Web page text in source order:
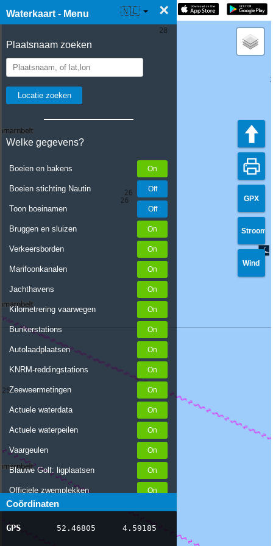
Waterkaart - Menu ×
Plaatsnaam zoeken
Welke gegevens?
Boeien en bakens
Boeien stichting Nautin
Toon boeinamen
Bruggen en sluizen
Verkeersborden
Marifoonkanalen
Jachthavens
Kilometrering vaarwegen
Bunkerstations
Autolaadplaatsen
KNRM-reddingstations
Zeeweermetingen
Actuele waterdata
Actuele waterpeilen
Vaargeulen
Blauwe Golf: ligplaatsen
Officiele zwemplekken
Stremmingen/hinder
AIS scheepsposities
Coördinaten
GPS 52.46805 4.59185
☰ Waterkaart Live 🇳🇱
GPX
Stroom
Wind